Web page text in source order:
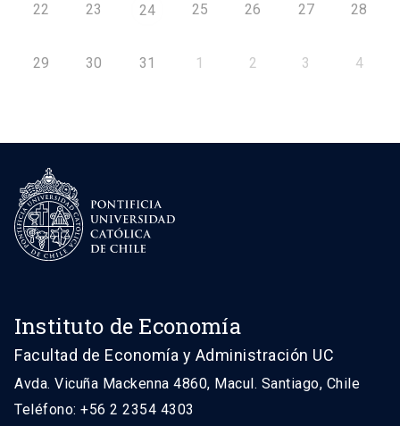
22 23 24 25 26 27 28
29 30 31 1 2 3 4
Instituto de Economía
Facultad de Economía y Administración UC
Avda. Vicuña Mackenna 4860, Macul. Santiago, Chile
Teléfono: +56 2 2354 4303